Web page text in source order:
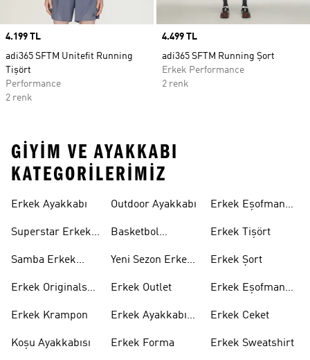
Price
4.199 TL
adi365 SFTM Unitefit Running
Tişört
Performance
2 renk
Price
4.499 TL
adi365 SFTM Running Şort
Erkek Performance
2 renk
GIYIM VE AYAKKABI
KATEGORILERIMIZ
Erkek Ayakkabı
Superstar Erkek
Samba Erkek
Erkek Originals
Erkek Krampon
Koşu Ayakkabısı
Outdoor Ayakkabı
Basketbol
Yeni Sezon Erkek
Erkek Outlet
Erkek Ayakkabı
Erkek Forma
Erkek Eşofman
Erkek Tişört
Erkek Şort
Erkek Eşofman
Erkek Ceket
Erkek Sweatshirt